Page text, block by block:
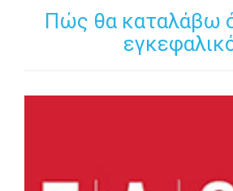
Πώς θα καταλάβω